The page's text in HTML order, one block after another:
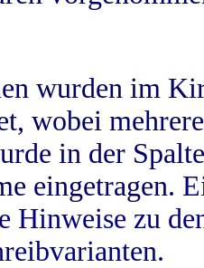
wurden im
wobei
in der
eingetragen.
Hinweise zu